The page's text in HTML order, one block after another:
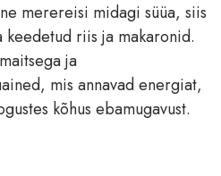
merereisi midagi süüa, siis
keedetud riis ja makaronid.
ja
mis annavad energiat,
kõhus ebamugavust.